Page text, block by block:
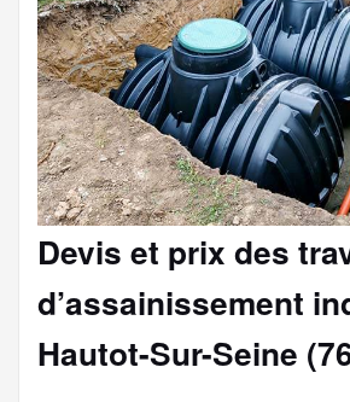
Devis et prix des
d’assainissement
Hautot-Sur-Seine